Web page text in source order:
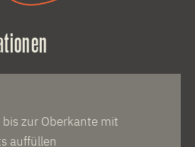
bis zur Oberkante mit
auffüllen